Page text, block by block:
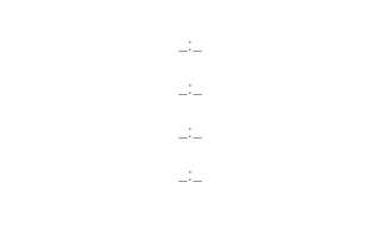
_:_
_:_
_:_
_:_